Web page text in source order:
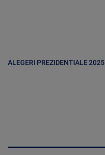
ALEGERI PREZIDENTIALE 2025